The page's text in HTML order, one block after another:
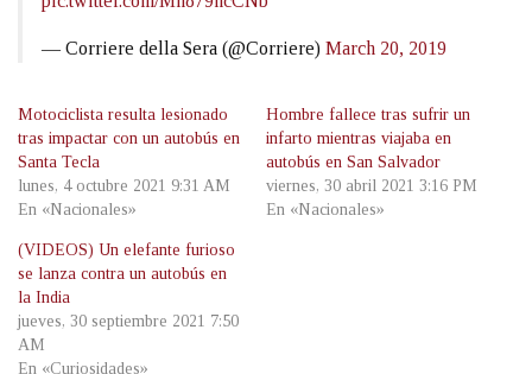
— Corriere della Sera (@Corriere) March 20, 2019
Motociclista resulta lesionado
tras impactar con un autobús en
Santa Tecla
lunes, 4 octubre 2021 9:31 AM
En «Nacionales»
Hombre fallece tras sufrir un
infarto mientras viajaba en
autobús en San Salvador
viernes, 30 abril 2021 3:16 PM
En «Nacionales»
(VIDEOS) Un elefante furioso
se lanza contra un autobús en
la India
jueves, 30 septiembre 2021 7:50
AM
En «Curiosidades»